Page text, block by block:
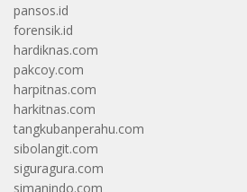
pansos.id
forensik.id
hardiknas.com
pakcoy.com
harpitnas.com
harkitnas.com
tangkubanperahu.com
sibolangit.com
siguragura.com
simanindo.com